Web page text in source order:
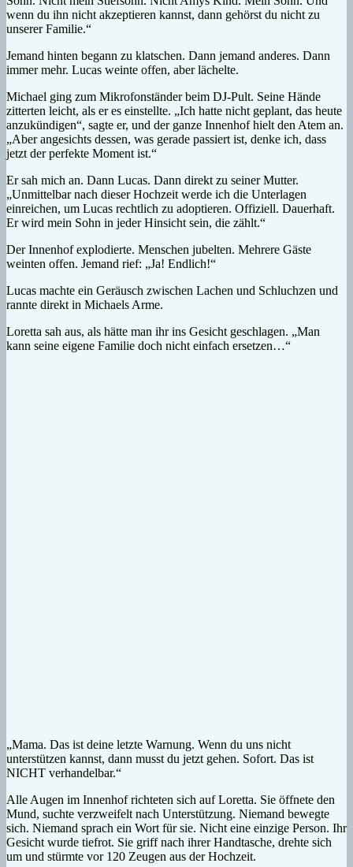
wenn du ihn nicht akzeptieren kannst, dann gehörst du nicht zu
unserer Familie.“
Jemand hinten begann zu klatschen. Dann jemand anderes. Dann
immer mehr. Lucas weinte offen, aber lächelte.
Michael ging zum Mikrofonständer beim DJ-Pult. Seine Hände
zitterten leicht, als er es einstellte. „Ich hatte nicht geplant, das heute
anzukündigen“, sagte er, und der ganze Innenhof hielt den Atem an.
„Aber angesichts dessen, was gerade passiert ist, denke ich, dass
jetzt der perfekte Moment ist.“
Er sah mich an. Dann Lucas. Dann direkt zu seiner Mutter.
„Unmittelbar nach dieser Hochzeit werde ich die Unterlagen
einreichen, um Lucas rechtlich zu adoptieren. Offiziell. Dauerhaft.
Er wird mein Sohn in jeder Hinsicht sein, die zählt.“
Der Innenhof explodierte. Menschen jubelten. Mehrere Gäste
weinten offen. Jemand rief: „Ja! Endlich!“
Lucas machte ein Geräusch zwischen Lachen und Schluchzen und
rannte direkt in Michaels Arme.
Loretta sah aus, als hätte man ihr ins Gesicht geschlagen. „Man
kann seine eigene Familie doch nicht einfach ersetzen…“
„Mama. Das ist deine letzte Warnung. Wenn du uns nicht
unterstützen kannst, dann musst du jetzt gehen. Sofort. Das ist
NICHT verhandelbar.“
Alle Augen im Innenhof richteten sich auf Loretta. Sie öffnete den
Mund, suchte verzweifelt nach Unterstützung. Niemand bewegte
sich. Niemand sprach ein Wort für sie. Nicht eine einzige Person. Ihr
Gesicht wurde tiefrot. Sie griff nach ihrer Handtasche, drehte sich
um und stürmte vor 120 Zeugen aus der Hochzeit.